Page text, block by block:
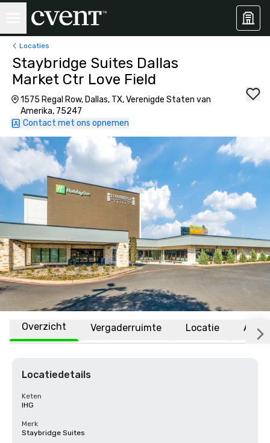
Locaties
Staybridge Suites Dallas
Market Ctr Love Field
1575 Regal Row, Dallas, TX, Verenigde Staten van
Amerika, 75247
Contact met ons opnemen
Overzicht Vergaderruimte Locatie
Locatiedetails
Keten
IHG
Merk
Staybridge Suites